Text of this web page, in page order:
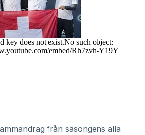
från säsongens alla